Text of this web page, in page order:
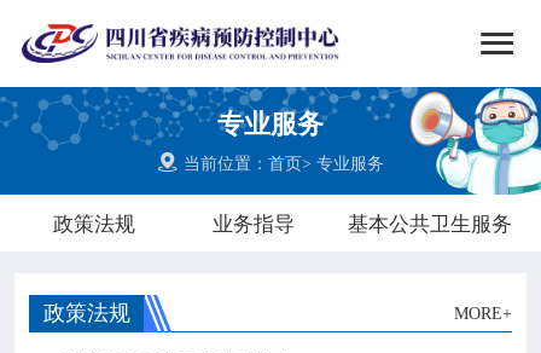

专业服务
 当前位置：首页>专业服务
政策法规 业务指导 基本公共卫生服务

网站首页
中心概况 
新闻动态 
政策法规 MORE+